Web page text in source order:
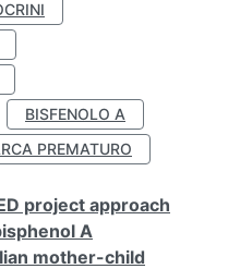
BISFENOLO A
PREMATURO
project approach
A
mother-child